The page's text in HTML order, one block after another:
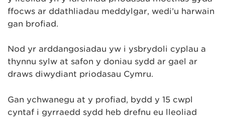
ffocws ar ddathliadau meddylgar, wedi’u harwain
gan brofiad.
Nod yr arddangosiadau yw i ysbrydoli cyplau a
thynnu sylw at safon y doniau sydd ar gael ar
draws diwydiant priodasau Cymru.
Gan ychwanegu at y profiad, bydd y 15 cwpl
cyntaf i gyrraedd sydd heb drefnu eu lleoliad